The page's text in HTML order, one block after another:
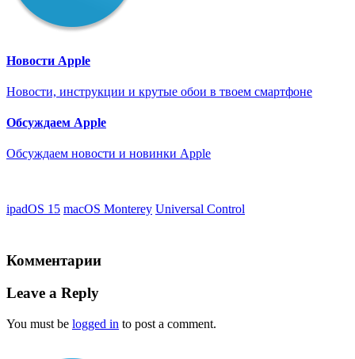
Новости Apple
Новости, инструкции и крутые обои в твоем смартфоне
Обсуждаем Apple
Обсуждаем новости и новинки Apple
ipadOS 15 macOS Monterey Universal Control
Комментарии
Leave a Reply
You must be logged in to post a comment.